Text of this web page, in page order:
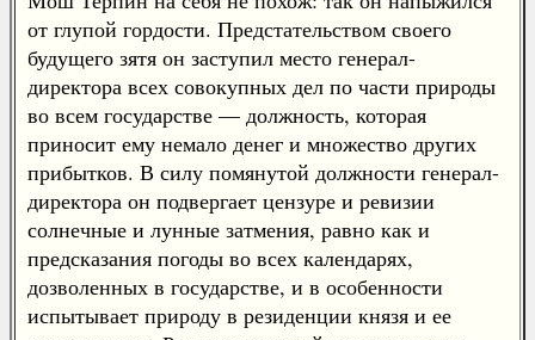
от глупой гордости. Предстательством своего
будущего зятя он заступил место генерал-
директора всех совокупных дел по части природы
во всем государстве — должность, которая
приносит ему немало денег и множество других
прибытков. В силу помянутой должности генерал-
директора он подвергает цензуре и ревизии
солнечные и лунные затмения, равно как и
предсказания погоды во всех календарях,
дозволенных в государстве, и в особенности
испытывает природу в резиденции князя и ее